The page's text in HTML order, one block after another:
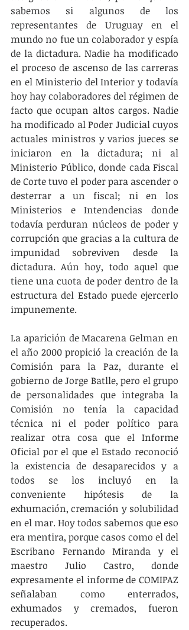
sabemos si algunos de los
representantes de Uruguay en el
mundo no fue un colaborador y espía
de la dictadura. Nadie ha modificado
el proceso de ascenso de las carreras
en el Ministerio del Interior y todavía
hoy hay colaboradores del régimen de
facto que ocupan altos cargos. Nadie
ha modificado al Poder Judicial cuyos
actuales ministros y varios jueces se
iniciaron en la dictadura; ni al
Ministerio Público, donde cada Fiscal
de Corte tuvo el poder para ascender o
desterrar a un fiscal; ni en los
Ministerios e Intendencias donde
todavía perduran núcleos de poder y
corrupción que gracias a la cultura de
impunidad sobreviven desde la
dictadura. Aún hoy, todo aquel que
tiene una cuota de poder dentro de la
estructura del Estado puede ejercerlo
impunemente.
La aparición de Macarena Gelman en
el año 2000 propició la creación de la
Comisión para la Paz, durante el
gobierno de Jorge Batlle, pero el grupo
de personalidades que integraba la
Comisión no tenía la capacidad
técnica ni el poder político para
realizar otra cosa que el Informe
Oficial por el que el Estado reconoció
la existencia de desaparecidos y a
todos se los incluyó en la
conveniente hipótesis de la
exhumación, cremación y solubilidad
en el mar. Hoy todos sabemos que eso
era mentira, porque casos como el del
Escribano Fernando Miranda y el
maestro Julio Castro, donde
expresamente el informe de COMIPAZ
señalaban como enterrados,
exhumados y cremados, fueron
recuperados.